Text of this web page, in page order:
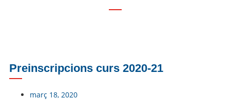
Preinscripcions curs 2020-21
març 18, 2020